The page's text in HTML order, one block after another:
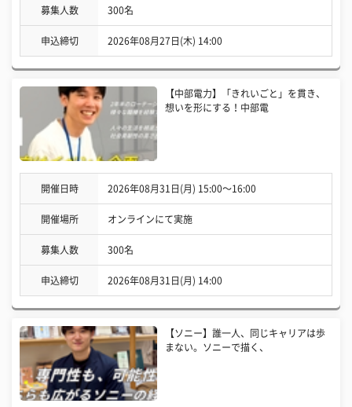
募集人数 300名
申込締切 2026年08月27日(木) 14:00
【中部電力】「きれいごと」を貫き、
想いを形にする！中部電
開催日時 2026年08月31日(月) 15:00〜16:00
開催場所 オンラインにて実施
募集人数 300名
申込締切 2026年08月31日(月) 14:00
【ソニー】誰一人、同じキャリアは歩
まない。ソニーで描く、